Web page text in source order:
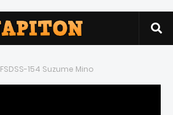
FSDSS-154 Suzume Mino